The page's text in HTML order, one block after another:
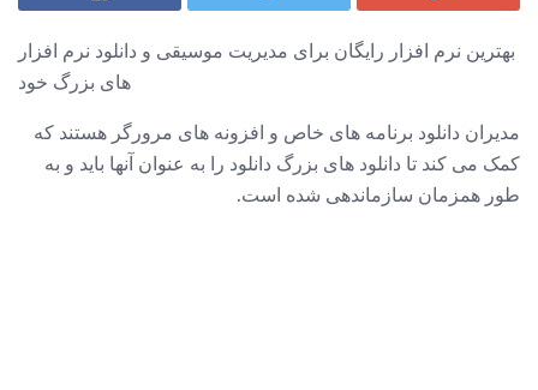
بهترین نرم افزار رایگان برای مدیریت موسیقی و دانلود نرم افزار
های بزرگ خود
مدیران دانلود برنامه های خاص و افزونه های مرورگر هستند که
کمک می کند تا دانلود های بزرگ دانلود را به عنوان آنها باید و به
طور همزمان سازماندهی شده است.